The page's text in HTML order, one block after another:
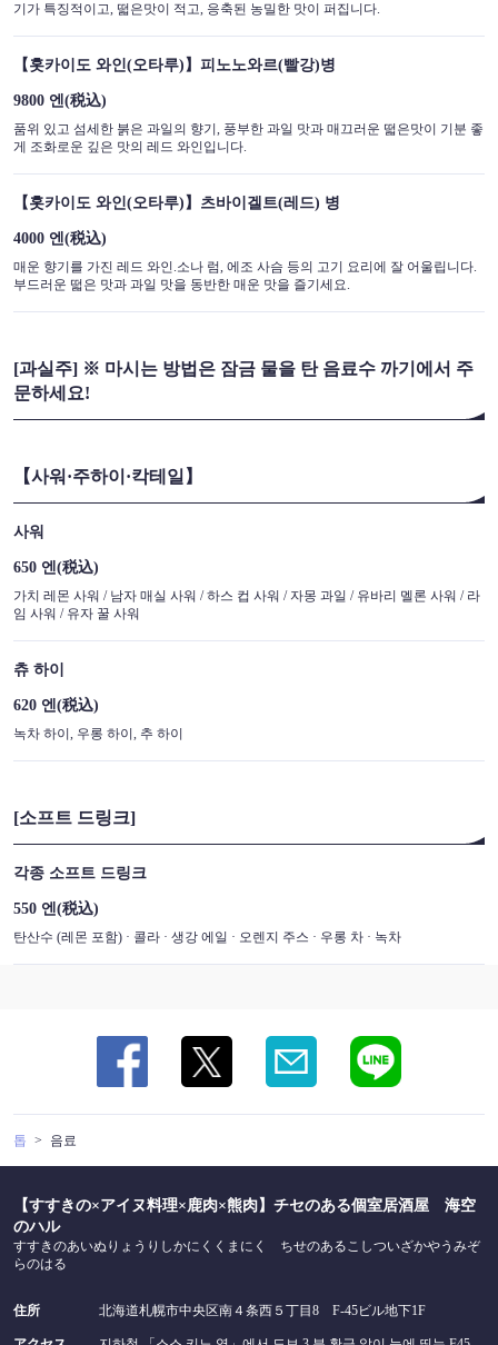
기가 특징적이고, 떫은맛이 적고, 응축된 농밀한 맛이 퍼집니다.
【홋카이도 와인(오타루)】피노노와르(빨강)병
9800 엔(税込)
품위 있고 섬세한 붉은 과일의 향기, 풍부한 과일 맛과 매끄러운 떫은맛이 기분 좋
게 조화로운 깊은 맛의 레드 와인입니다.
【홋카이도 와인(오타루)】츠바이겔트(레드) 병
4000 엔(税込)
매운 향기를 가진 레드 와인.소나 럼, 에조 사슴 등의 고기 요리에 잘 어울립니다.
부드러운 떫은 맛과 과일 맛을 동반한 매운 맛을 즐기세요.
[과실주] ※ 마시는 방법은 잠금 물을 탄 음료수 까기에서 주
문하세요!
【사워·주하이·칵테일】
사워
650 엔(税込)
가치 레몬 사워 / 남자 매실 사워 / 하스 컵 사워 / 자몽 과일 / 유바리 멜론 사워 / 라
임 사워 / 유자 꿀 사워
츄 하이
620 엔(税込)
녹차 하이, 우롱 하이, 추 하이
[소프트 드링크]
각종 소프트 드링크
550 엔(税込)
탄산수 (레몬 포함) · 콜라 · 생강 에일 · 오렌지 주스 · 우롱 차 · 녹차
톱 음료
【すすきの×アイヌ料理×鹿肉×熊肉】チセのある個室居酒屋 海空
のハル
すすきのあいぬりょうりしかにくくまにく ちせのあるこしついざかやうみぞ
らのはる
住所 北海道札幌市中央区南４条西５丁目8 F-45ビル地下1F